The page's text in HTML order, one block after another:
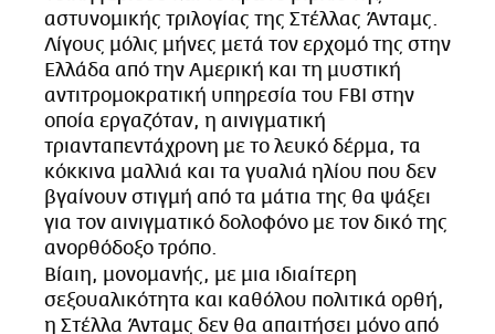
ΜΙΚΡΟΠΡΑΓΜΑΤΑ
THE GOOD LIFO
LIFOLAND
CITY GUIDE
ΑΜΠΑ
PRINT
αστυνομικής τριλογίας της Στέλλας Άνταμς.
Λίγους μόλις μήνες μετά τον ερχομό της στην
Ελλάδα από την Αμερική και τη μυστική
αντιτρομοκρατική υπηρεσία του FBI στην
οποία εργαζόταν, η αινιγματική
τριανταπεντάχρονη με το λευκό δέρμα, τα
κόκκινα μαλλιά και τα γυαλιά ηλίου που δεν
βγαίνουν στιγμή από τα μάτια της θα ψάξει
για τον αινιγματικό δολοφόνο με τον δικό της
ανορθόδοξο τρόπο.
Βίαιη, μονομανής, με μια ιδιαίτερη
σεξουαλικότητα και καθόλου πολιτικά ορθή,
η Στέλλα Άνταμς δεν θα απαιτήσει μόνο από